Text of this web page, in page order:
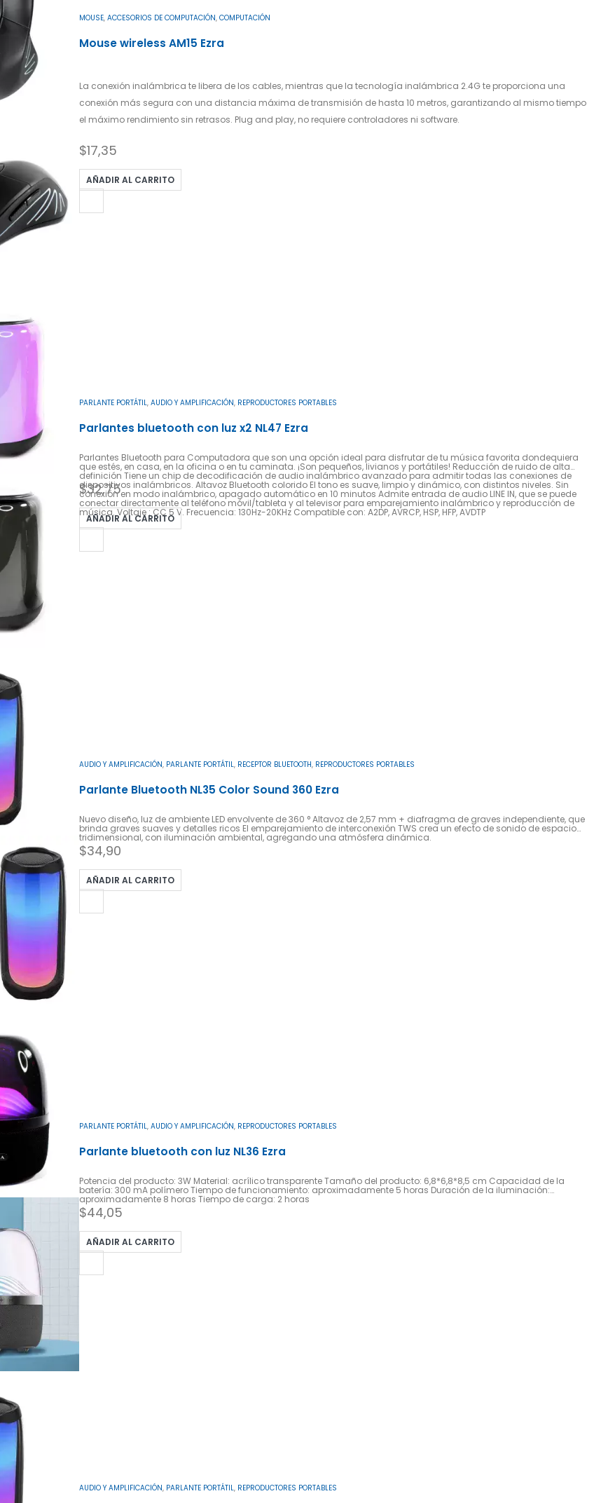
MOUSE, ACCESORIOS DE COMPUTACIÓN, COMPUTACIÓN
Mouse wireless AM15 Ezra
La conexión inalámbrica te libera de los cables, mientras que la tecnología inalámbrica 2.4G te proporciona una
conexión más segura con una distancia máxima de transmisión de hasta 10 metros, garantizando al mismo tiempo
el máximo rendimiento sin retrasos. Plug and play, no requiere controladores ni software.
$17,35
AÑADIR AL CARRITO
PARLANTE PORTÁTIL, AUDIO Y AMPLIFICACIÓN, REPRODUCTORES PORTABLES
Parlantes bluetooth con luz x2 NL47 Ezra
Parlantes Bluetooth para Computadora que son una opción ideal para disfrutar de tu música favorita dondequiera
que estés, en casa, en la oficina o en tu caminata. ¡Son pequeños, livianos y portátiles! Reducción de ruido de alta
definición Tiene un chip de decodificación de audio inalámbrico avanzado para admitir todas las conexiones de
dispositivos inalámbricos. Altavoz Bluetooth colorido El tono es suave, limpio y dinámico, con distintos niveles. Sin
conexión en modo inalámbrico, apagado automático en 10 minutos Admite entrada de audio LINE IN, que se puede
conectar directamente al teléfono móvil/tableta y al televisor para emparejamiento inalámbrico y reproducción de
música. Voltaje : CC 5 V. Frecuencia: 130Hz-20KHz Compatible con: A2DP, AVRCP, HSP, HFP, AVDTP
$32,75
AÑADIR AL CARRITO
AUDIO Y AMPLIFICACIÓN, PARLANTE PORTÁTIL, RECEPTOR BLUETOOTH, REPRODUCTORES PORTABLES
Parlante Bluetooth NL35 Color Sound 360 Ezra
Nuevo diseño, luz de ambiente LED envolvente de 360 ​​° Altavoz de 2,57 mm + diafragma de graves independiente, que
brinda graves suaves y detalles ricos El emparejamiento de interconexión TWS crea un efecto de sonido de espacio
tridimensional, con iluminación ambiental, agregando una atmósfera dinámica.
$34,90
AÑADIR AL CARRITO
PARLANTE PORTÁTIL, AUDIO Y AMPLIFICACIÓN, REPRODUCTORES PORTABLES
Parlante bluetooth con luz NL36 Ezra
Potencia del producto: 3W Material: acrílico transparente Tamaño del producto: 6,8*6,8*8,5 cm Capacidad de la
batería: 300 mA polímero Tiempo de funcionamiento: aproximadamente 5 horas Duración de la iluminación:
aproximadamente 8 horas Tiempo de carga: 2 horas
$44,05
AÑADIR AL CARRITO
AUDIO Y AMPLIFICACIÓN, PARLANTE PORTÁTIL, REPRODUCTORES PORTABLES